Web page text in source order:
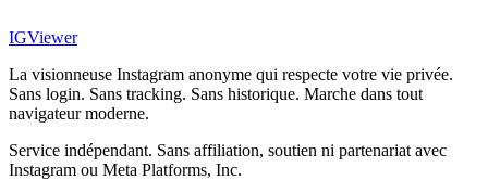
IGViewer
La visionneuse Instagram anonyme qui respecte votre vie privée.
Sans login. Sans tracking. Sans historique. Marche dans tout
navigateur moderne.
Service indépendant. Sans affiliation, soutien ni partenariat avec
Instagram ou Meta Platforms, Inc.